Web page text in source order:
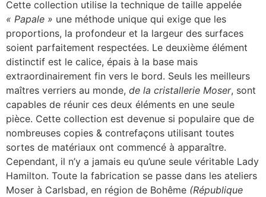
Cette collection utilise la technique de taille appelée
« Papale » une méthode unique qui exige que les
proportions, la profondeur et la largeur des surfaces
soient parfaitement respectées. Le deuxième élément
distinctif est le calice, épais à la base mais
extraordinairement fin vers le bord. Seuls les meilleurs
maîtres verriers au monde, de la cristallerie Moser, sont
capables de réunir ces deux éléments en une seule
pièce. Cette collection est devenue si populaire que de
nombreuses copies & contrefaçons utilisant toutes
sortes de matériaux ont commencé à apparaître.
Cependant, il n’y a jamais eu qu’une seule véritable Lady
Hamilton. Toute la fabrication se passe dans les ateliers
Moser à Carlsbad, en région de Bohême (République